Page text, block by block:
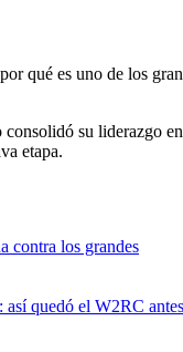
qué es uno de los
su liderazgo
etapa.
contra los grandes
quedó el W2RC